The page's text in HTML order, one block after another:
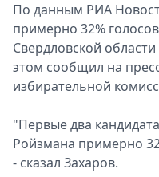
Афиша
Книги
Выставки
Пресс-
О
Metro
Стримы
По данным РИА
примерно 32%
Свердловской
этом сообщил на
избирательной
"Первые два
Ройзмана примерно
- сказал Захаров.